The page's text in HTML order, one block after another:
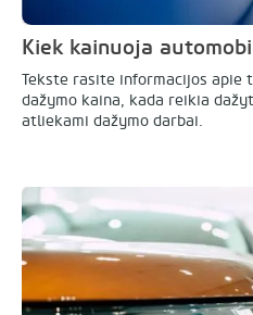
Kiek kainuoja
Tekste rasite informacijos
dažymo kaina, kada reikia
atliekami dažymo darbai.